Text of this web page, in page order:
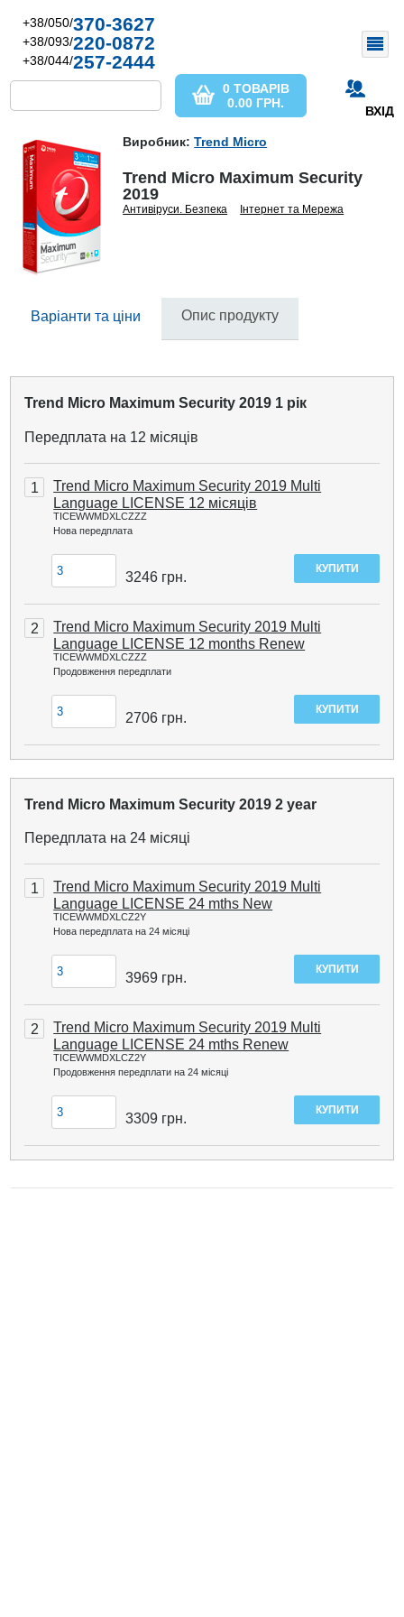
+38/050/370-3627
+38/093/220-0872
+38/044/257-2444
ВХІД
0 ТОВАРІВ
0.00 ГРН.
Виробник:Trend Micro
Trend Micro Maximum Security
2019
Антивіруси. Безпека Інтернет та Мережа
Варіанти та ціни Опис продукту
Trend Micro Maximum Security 2019 1 рік
Передплата на 12 місяців
1
Trend Micro Maximum Security 2019 Multi
Language LICENSE 12 місяців
TICEWWMDXLCZZZ
Нова передплата
3246 грн.
2
Trend Micro Maximum Security 2019 Multi
Language LICENSE 12 months Renew
TICEWWMDXLCZZZ
Продовження передплати
2706 грн.
Trend Micro Maximum Security 2019 2 year
Передплата на 24 місяці
1
Trend Micro Maximum Security 2019 Multi
Language LICENSE 24 mths New
TICEWWMDXLCZ2Y
Нова передплата на 24 місяці
3969 грн.
2
Trend Micro Maximum Security 2019 Multi
Language LICENSE 24 mths Renew
TICEWWMDXLCZ2Y
Продовження передплати на 24 місяці
3309 грн.